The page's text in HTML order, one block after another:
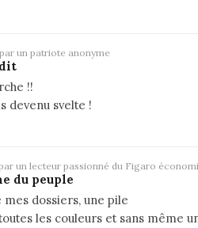
un patriote anonyme
!!
devenu svelte !
un lecteur passionné du Figaro
du peuple
dossiers, une pile
les couleurs et sans même